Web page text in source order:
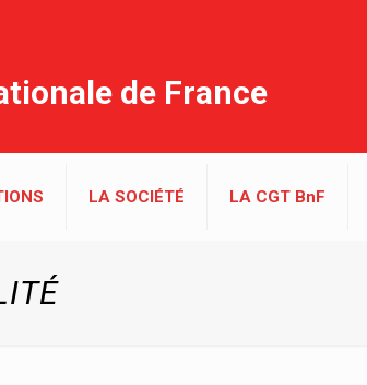
de France
LA SOCIÉTÉ LA CGT BnF